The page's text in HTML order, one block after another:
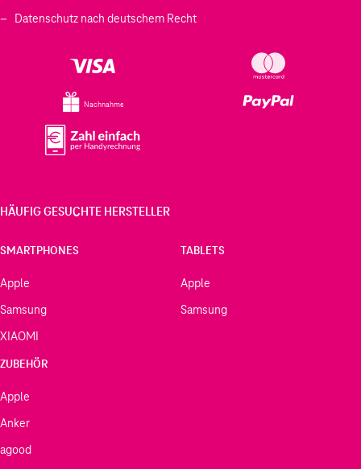
Datenschutz nach deutschem Recht
Nachnahme
HÄUFIG GESUCHTE HERSTELLER
SMARTPHONES
Apple
Samsung
XIAOMI
TABLETS
Apple
Samsung
ZUBEHÖR
Apple
Anker
agood